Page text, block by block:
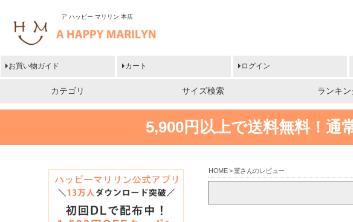
ア ハッピー マリリン 本店
お買い物ガイド カート ログイン
カテゴリ サイズ検索 ランキン
5,900円以上で送料無料！ 通
HOME 菫さんのレビュー